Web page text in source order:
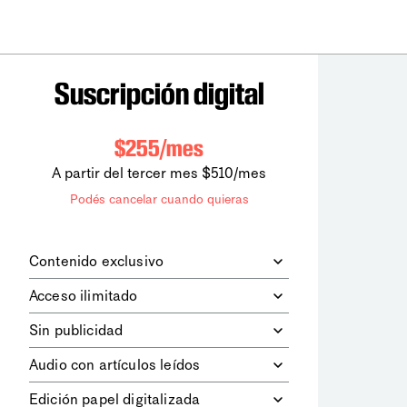
Suscripción digital
$255/mes
A partir del tercer mes $510/mes
Podés cancelar cuando quieras
Contenido exclusivo
digitales dela diaria
los contenidos de Le Monde
diplomatique.
Acceso ilimitado
contenidos.
Sin publicidad
publicitarios.
Audio con artículos leídos
Edición papel digitalizada